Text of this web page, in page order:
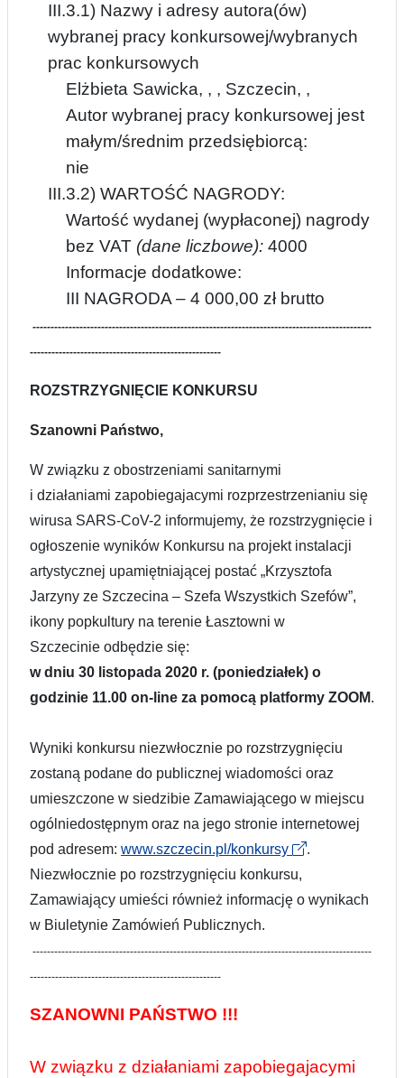
III.3.1) Nazwy i adresy autora(ów)
wybranej pracy konkursowej/wybranych
prac konkursowych
Elżbieta Sawicka, , , Szczecin, ,
Autor wybranej pracy konkursowej jest
małym/średnim przedsiębiorcą:
nie
III.3.2) WARTOŚĆ NAGRODY:
Wartość wydanej (wypłaconej) nagrody
bez VAT (dane liczbowe): 4000
Informacje dodatkowe:
III NAGRODA – 4 000,00 zł brutto
----------------------------------------------------------------------------------------------
-----------------------------------------------------
ROZSTRZYGNIĘCIE KONKURSU
Szanowni Państwo,
W związku z obostrzeniami sanitarnymi
i działaniami zapobiegajacymi rozprzestrzenianiu się
wirusa SARS-CoV-2 informujemy, że rozstrzygnięcie i
ogłoszenie wyników Konkursu na projekt instalacji
artystycznej upamiętniającej postać „Krzysztofa
Jarzyny ze Szczecina – Szefa Wszystkich Szefów”,
ikony popkultury na terenie Łasztowni w
Szczecinie odbędzie się:
w dniu 30 listopada 2020 r. (poniedziałek) o
godzinie 11.00 on-line za pomocą platformy ZOOM.
Wyniki konkursu niezwłocznie po rozstrzygnięciu
zostaną podane do publicznej wiadomości oraz
umieszczone w siedzibie Zamawiającego w miejscu
ogólniedostępnym oraz na jego stronie internetowej
pod adresem: www.szczecin.pl/konkursy
.
Niezwłocznie po rozstrzygnięciu konkursu,
Zamawiający umieści również informację o wynikach
w Biuletynie Zamówień Publicznych.
----------------------------------------------------------------------------------------------
-----------------------------------------------------
SZANOWNI PAŃSTWO !!!
W związku z działaniami zapobiegajacymi